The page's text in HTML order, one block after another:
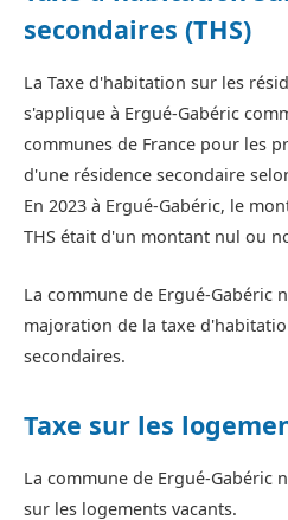
secondaires (THS)
La Taxe d'habitation sur les
s'applique à Ergué-Gabéric
communes de France pour les
d'une résidence secondaire
En 2023 à Ergué-Gabéric, le
THS était d'un montant nul ou
La commune de Ergué-Gabéric
majoration de la taxe
secondaires.
Taxe sur les
La commune de Ergué-Gabéric
sur les logements vacants.